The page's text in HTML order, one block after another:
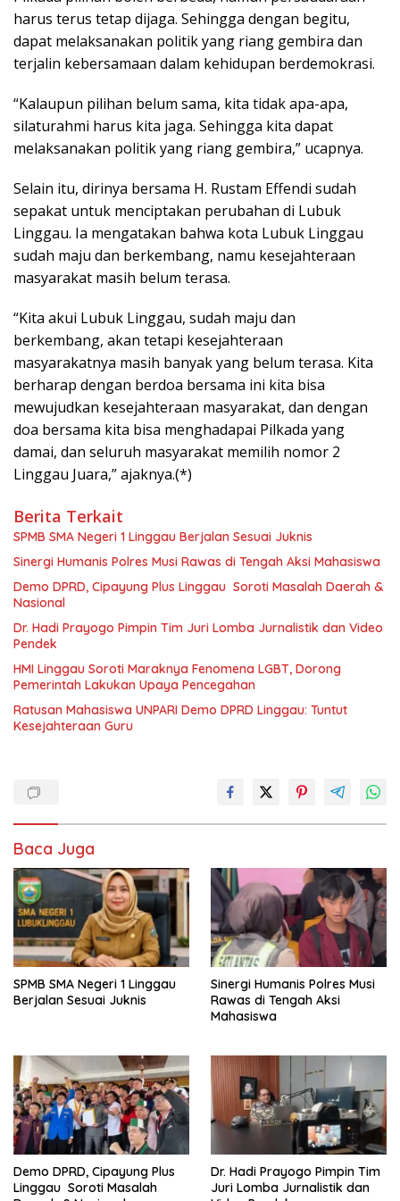
harus terus tetap dijaga. Sehingga dengan begitu,
dapat melaksanakan politik yang riang gembira dan
terjalin kebersamaan dalam kehidupan berdemokrasi.
“Kalaupun pilihan belum sama, kita tidak apa-apa,
silaturahmi harus kita jaga. Sehingga kita dapat
melaksanakan politik yang riang gembira,” ucapnya.
Selain itu, dirinya bersama H. Rustam Effendi sudah
sepakat untuk menciptakan perubahan di Lubuk
Linggau. Ia mengatakan bahwa kota Lubuk Linggau
sudah maju dan berkembang, namu kesejahteraan
masyarakat masih belum terasa.
“Kita akui Lubuk Linggau, sudah maju dan
berkembang, akan tetapi kesejahteraan
masyarakatnya masih banyak yang belum terasa. Kita
berharap dengan berdoa bersama ini kita bisa
mewujudkan kesejahteraan masyarakat, dan dengan
doa bersama kita bisa menghadapai Pilkada yang
damai, dan seluruh masyarakat memilih nomor 2
Linggau Juara,” ajaknya.(*)
Berita Terkait
SPMB SMA Negeri 1 Linggau Berjalan Sesuai Juknis
Sinergi Humanis Polres Musi Rawas di Tengah Aksi Mahasiswa
Demo DPRD, Cipayung Plus Linggau Soroti Masalah Daerah &
Nasional
Dr. Hadi Prayogo Pimpin Tim Juri Lomba Jurnalistik dan Video
Pendek
HMI Linggau Soroti Maraknya Fenomena LGBT, Dorong
Pemerintah Lakukan Upaya Pencegahan
Ratusan Mahasiswa UNPARI Demo DPRD Linggau: Tuntut
Kesejahteraan Guru
Baca Juga
SPMB SMA Negeri 1 Linggau
Berjalan Sesuai Juknis
Sinergi Humanis Polres Musi
Rawas di Tengah Aksi
Mahasiswa
Demo DPRD, Cipayung Plus
Linggau Soroti Masalah
Dr. Hadi Prayogo Pimpin Tim
Juri Lomba Jurnalistik dan